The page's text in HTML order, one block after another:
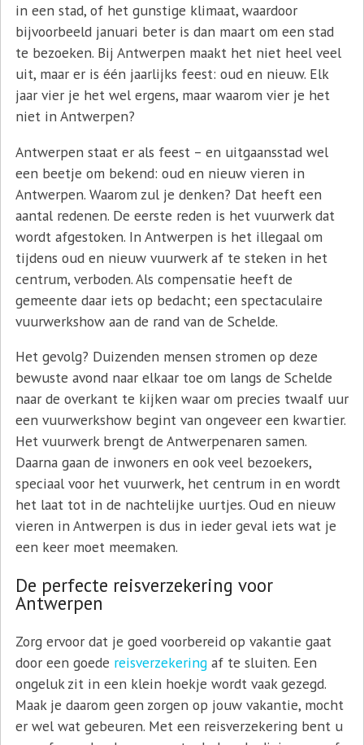
in een stad, of het gunstige klimaat, waardoor
bijvoorbeeld januari beter is dan maart om een stad
te bezoeken. Bij Antwerpen maakt het niet heel veel
uit, maar er is één jaarlijks feest: oud en nieuw. Elk
jaar vier je het wel ergens, maar waarom vier je het
niet in Antwerpen?
Antwerpen staat er als feest – en uitgaansstad wel
een beetje om bekend: oud en nieuw vieren in
Antwerpen. Waarom zul je denken? Dat heeft een
aantal redenen. De eerste reden is het vuurwerk dat
wordt afgestoken. In Antwerpen is het illegaal om
tijdens oud en nieuw vuurwerk af te steken in het
centrum, verboden. Als compensatie heeft de
gemeente daar iets op bedacht; een spectaculaire
vuurwerkshow aan de rand van de Schelde.
Het gevolg? Duizenden mensen stromen op deze
bewuste avond naar elkaar toe om langs de Schelde
naar de overkant te kijken waar om precies twaalf uur
een vuurwerkshow begint van ongeveer een kwartier.
Het vuurwerk brengt de Antwerpenaren samen.
Daarna gaan de inwoners en ook veel bezoekers,
speciaal voor het vuurwerk, het centrum in en wordt
het laat tot in de nachtelijke uurtjes. Oud en nieuw
vieren in Antwerpen is dus in ieder geval iets wat je
een keer moet meemaken.
De perfecte reisverzekering voor
Antwerpen
Zorg ervoor dat je goed voorbereid op vakantie gaat
door een goede reisverzekeringaf te sluiten. Een
ongeluk zit in een klein hoekje wordt vaak gezegd.
Maak je daarom geen zorgen op jouw vakantie, mocht
er wel wat gebeuren. Met een reisverzekering bent u